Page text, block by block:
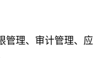
管理、审计管理、应